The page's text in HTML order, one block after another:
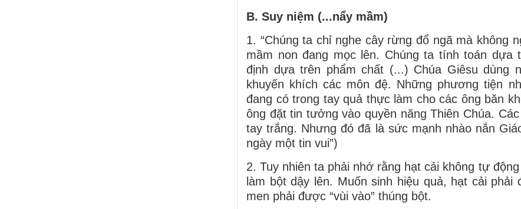
B. Suy niệm (...nẩy mầm)
1. “Chúng ta chỉ nghe cây rừng đổ ngã mà không
mầm non đang mọc lên. Chúng ta tính toán dựa
định dựa trên phẩm chất (...) Chúa Giêsu dùng
khuyến khích các môn đệ. Những phương tiện
đang có trong tay quả thực làm cho các ông băn
ông đặt tin tưởng vào quyền năng Thiên Chúa.
tay trắng. Nhưng đó đã là sức mạnh nhào nắn
ngày một tin vui”)
2. Tuy nhiên ta phải nhớ rằng hạt cải không tự
làm bột dậy lên. Muốn sinh hiệu quả, hạt cải phải
men phải được “vùi vào” thúng bột.